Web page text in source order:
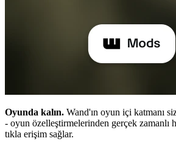
Oyunda kalın. Wand'ın oyun içi katmanı
- oyun özelleştirmelerinden gerçek zamanlı
tıkla erişim sağlar.